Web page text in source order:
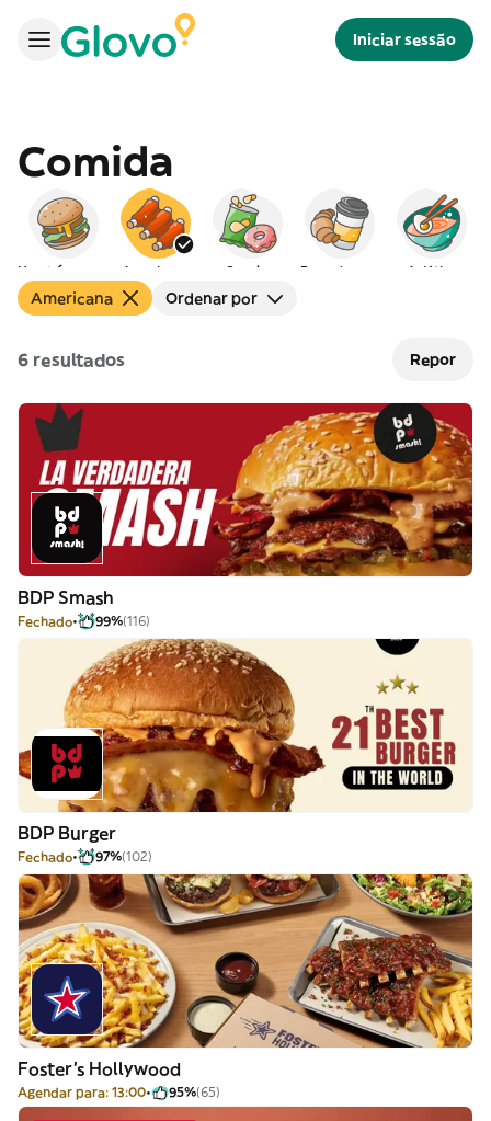
Iniciar sessão
Comida
Americana Snacks Peq. almoço Asiática
Americana Ordenar por
6 resultados Repor
BDP Smash
Fechado 99%(116)
BDP Burger
Fechado 97%(102)
Foster's Hollywood
Agendar para: 13:00 95%(65)